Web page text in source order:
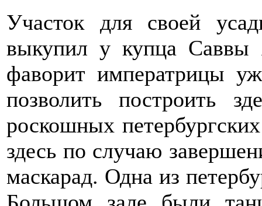
Участок для своей
выкупил у купца Саввы
фаворит императрицы
позволить построить
роскошных
здесь по случаю
маскарад. Одна из